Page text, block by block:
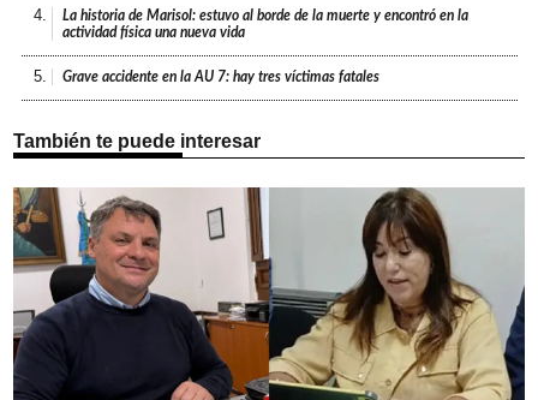
4.
La historia de Marisol: estuvo al borde de la muerte y encontró en la
actividad física una nueva vida
5. Grave accidente en la AU 7: hay tres víctimas fatales
También te puede interesar